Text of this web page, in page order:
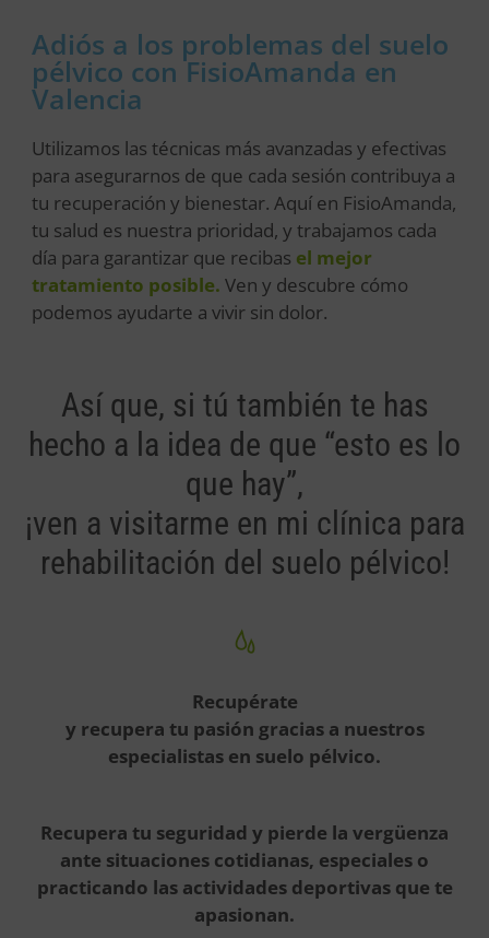
Adiós a los problemas del suelo
pélvico con FisioAmanda en
Valencia
Utilizamos las técnicas más avanzadas y efectivas
para asegurarnos de que cada sesión contribuya a
tu recuperación y bienestar. Aquí en FisioAmanda,
tu salud es nuestra prioridad, y trabajamos cada
día para garantizar que recibas el mejor
tratamiento posible. Ven y descubre cómo
podemos ayudarte a vivir sin dolor.
Así que, si tú también te has
hecho a la idea de que “esto es lo
que hay”,
¡ven a visitarme en mi clínica para
rehabilitación del suelo pélvico!
Recupérate
y recupera tu pasión gracias a nuestros
especialistas en suelo pélvico.
Recupera tu seguridad y pierde la vergüenza
ante situaciones cotidianas, especiales o
practicando las actividades deportivas que te
apasionan.